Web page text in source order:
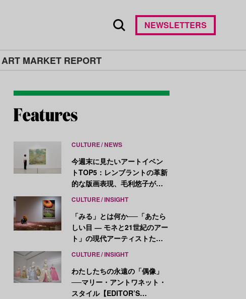
ART MARKET REPORT
NEWSLETTERS
CULTURE NEWS
今週末に見たいアートイベン
トTOP5：レンブラントの革新
的な版画表現、毛利悠子がヴ
CULTURE INSIGHT
「みる」とは何か──「あたら
しい目 ― モネと21世紀のアー
ト」の現代アーティストたち
CULTURE INSIGHT
わたしたちの永遠の「偶像」
──マリー・アントワネット・
スタイル【EDITOR’S